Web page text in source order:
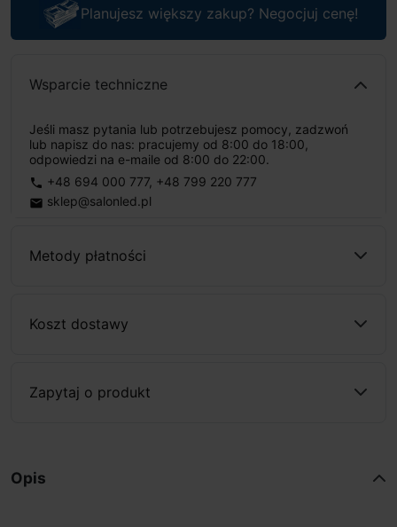
Planujesz większy zakup? Negocjuj cenę!
Wsparcie techniczne
Jeśli masz pytania lub potrzebujesz pomocy, zadzwoń
lub napisz do nas: pracujemy od 8:00 do 18:00,
odpowiedzi na e-maile od 8:00 do 22:00.
phone +48 694 000 777, +48 799 220 777
email sklep@salonled.pl
Metody płatności
Koszt dostawy
Zapytaj o produkt
Opis